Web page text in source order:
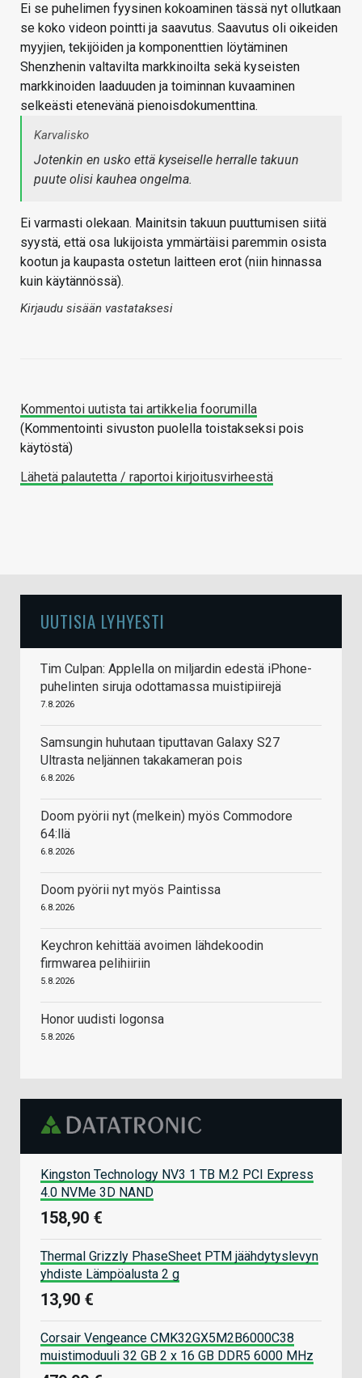
Ei se puhelimen fyysinen kokoaminen tässä nyt ollutkaan
se koko videon pointti ja saavutus. Saavutus oli oikeiden
myyjien, tekijöiden ja komponenttien löytäminen
Shenzhenin valtavilta markkinoilta sekä kyseisten
markkinoiden laaduuden ja toiminnan kuvaaminen
selkeästi etenevänä pienoisdokumenttina.
Karvalisko
Jotenkin en usko että kyseiselle herralle takuun
puute olisi kauhea ongelma.
Ei varmasti olekaan. Mainitsin takuun puuttumisen siitä
syystä, että osa lukijoista ymmärtäisi paremmin osista
kootun ja kaupasta ostetun laitteen erot (niin hinnassa
kuin käytännössä).
Kirjaudu sisään vastataksesi
Kommentoi uutista tai artikkelia foorumilla
(Kommentointi sivuston puolella toistakseksi pois
käytöstä)
Lähetä palautetta / raportoi kirjoitusvirheestä
UUTISIA LYHYESTI
Tim Culpan: Applella on miljardin edestä iPhone-
puhelinten siruja odottamassa muistipiirejä
7.8.2026
Samsungin huhutaan tiputtavan Galaxy S27
Ultrasta neljännen takakameran pois
6.8.2026
Doom pyörii nyt (melkein) myös Commodore
64:llä
6.8.2026
Doom pyörii nyt myös Paintissa
6.8.2026
Keychron kehittää avoimen lähdekoodin
firmwarea pelihiiriin
5.8.2026
Honor uudisti logonsa
5.8.2026
Kingston Technology NV3 1 TB M.2 PCI Express
4.0 NVMe 3D NAND
158,90 €
Thermal Grizzly PhaseSheet PTM jäähdytyslevyn
yhdiste Lämpöalusta 2 g
13,90 €
Corsair Vengeance CMK32GX5M2B6000C38
muistimoduuli 32 GB 2 x 16 GB DDR5 6000 MHz